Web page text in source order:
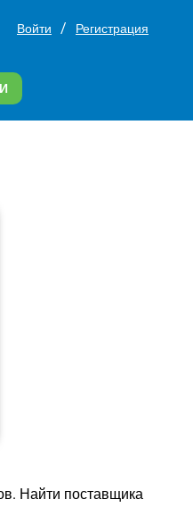
Войти / Регистрация
Найти поставщика